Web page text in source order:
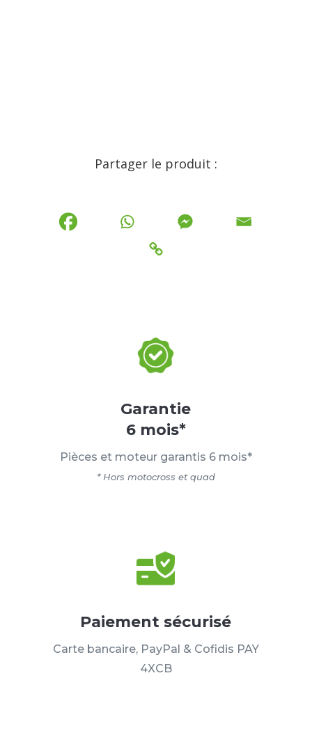
Partager le produit :
Garantie
6 mois*
Pièces et moteur garantis 6 mois*
* Hors motocross et quad
Paiement sécurisé
Carte bancaire, PayPal & Cofidis PAY
4XCB